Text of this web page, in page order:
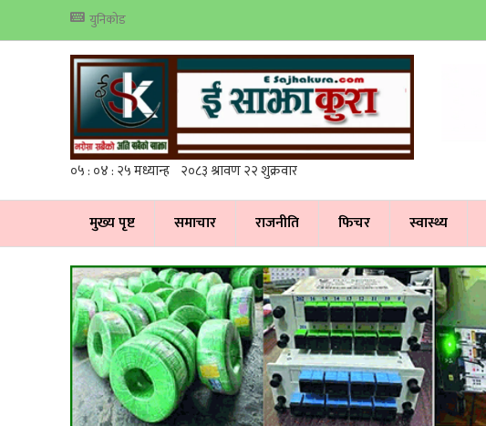
युनिकोड
मुख्य पृष्ट समाचार राजनीति फिचर स्वास्थ्य